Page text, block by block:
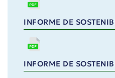
INFORME DE
INFORME DE